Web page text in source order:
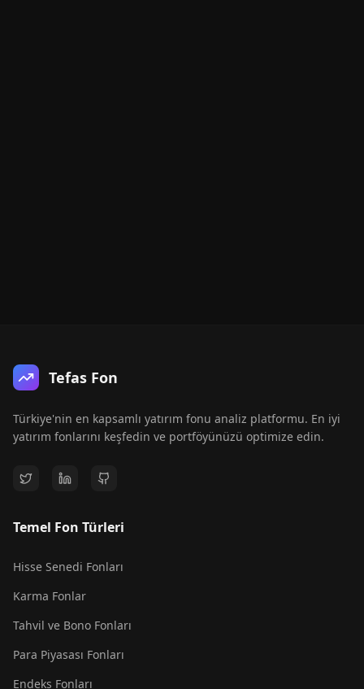
Tefas Fon
Türkiye'nin en kapsamlı yatırım fonu analiz platformu. En iyi
yatırım fonlarını keşfedin ve portföyünüzü optimize edin.
Temel Fon Türleri
Hisse Senedi Fonları
Karma Fonlar
Tahvil ve Bono Fonları
Para Piyasası Fonları
Endeks Fonları